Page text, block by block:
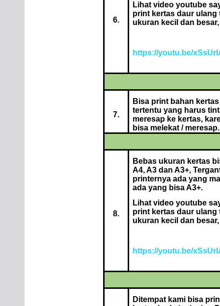
6.
Lihat video youtube
print kertas daur ulang
ukuran kecil dan
https://youtu.be/
7.
Bisa print bahan
tertentu yang harus
meresap ke kertas,
bisa melekat / meresap.
8.
Bebas ukuran kertas
A4, A3 dan A3+,
printernya ada yang
ada yang bisa A3+.
Lihat video youtube
print kertas daur ulang
ukuran kecil dan
https://youtu.be/
Ditempat kami bisa